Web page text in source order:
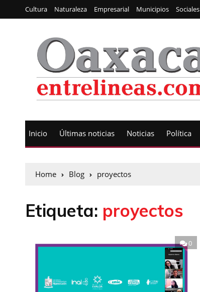
Cultura Naturaleza Empresarial Municipios Sociales
Inicio Últimas noticias Noticias Política
Home Blog proyectos
Etiqueta: proyectos
0